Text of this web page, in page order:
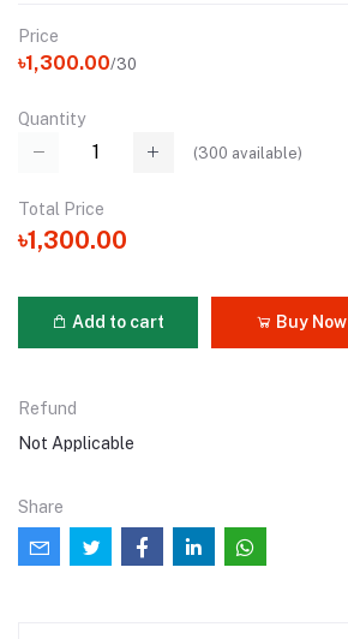
Price
৳1,300.00/30
Quantity
(300 available)
Total Price
৳1,300.00
Add to cart Buy Now
Refund
Not Applicable
Share